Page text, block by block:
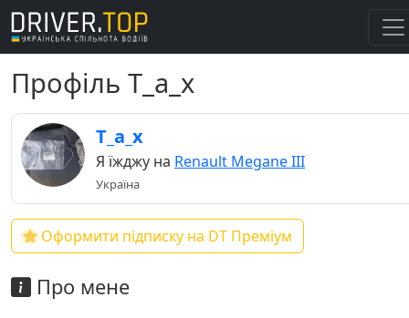
Профіль T_a_x
T_a_x
Я їжджу на Renault Megane III
Україна
Оформити підписку на DT Преміум
Про мене